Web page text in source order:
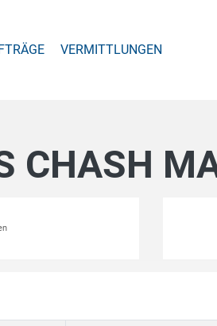
VERMITTLUNGEN
CHASH